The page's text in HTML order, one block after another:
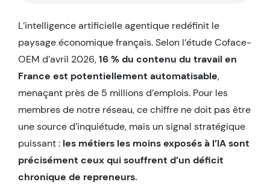
L’intelligence artificielle agentique redéfinit le
paysage économique français. Selon l’étude Coface-
OEM d’avril 2026,16 % du contenu du travail en
France est potentiellement automatisable,
menaçant près de 5 millions d’emplois. Pour les
membres de notre réseau, ce chiffre ne doit pas être
une source d’inquiétude, mais un signal stratégique
puissant : les métiers les moins exposés à l’IA sont
précisément ceux qui souffrent d’un déficit
chronique de repreneurs.